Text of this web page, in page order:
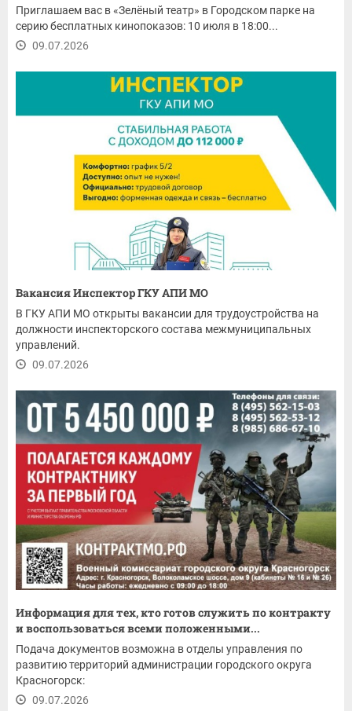
Приглашаем вас в «Зелёный театр» в Городском парке на
серию бесплатных кинопоказов: 10 июля в 18:00...
09.07.2026
Вакансия Инспектор ГКУ АПИ МО
В ГКУ АПИ МО открыты вакансии для трудоустройства на
должности инспекторского состава межмуниципальных
управлений.
09.07.2026
Информация для тех, кто готов служить по контракту
и воспользоваться всеми положенными...
Подача документов возможна в отделы управления по
развитию территорий администрации городского округа
Красногорск:
09.07.2026